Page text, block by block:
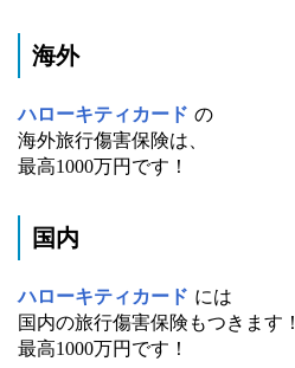
海外
ハローキティカード の
海外旅行傷害保険は、
最高1000万円です！
国内
ハローキティカード には
国内の旅行傷害保険もつきます！
最高1000万円です！